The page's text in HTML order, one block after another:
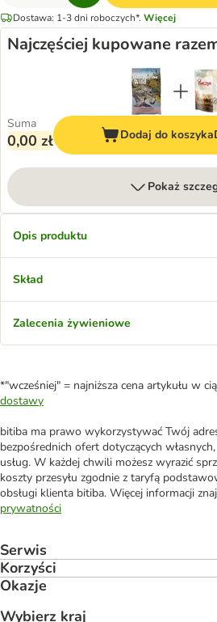
Dostawa: 1-3 dni roboczych*. Więcej
Najczęściej kupowane
Suma
0,00 zł Dodaj do koszyka
Pokaż
Opis produktu
Skład
Zalecenia żywieniowe
*"wcześniej" = najniższa cena artykułu w
dostawy
bitiba ma prawo wykorzystywać Twój
bezpośrednich ofert dotyczących
usług. W każdej chwili możesz wyrazić
koszty przesyłu zgodnie z taryfą
obsługi klienta bitiba. Więcej informacji
prywatności
Serwis
Korzyści
Okazje
Wybierz kraj